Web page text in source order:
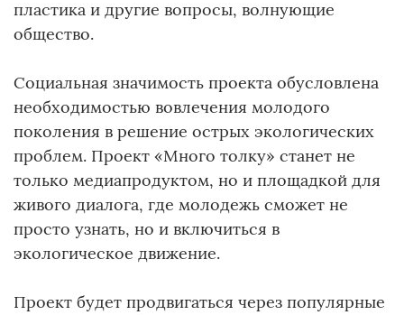
пластика и другие вопросы, волнующие
общество.
Социальная значимость проекта обусловлена
необходимостью вовлечения молодого
поколения в решение острых экологических
проблем. Проект «Много толку» станет не
только медиапродуктом, но и площадкой для
живого диалога, где молодежь сможет не
просто узнать, но и включиться в
экологическое движение.
Проект будет продвигаться через популярные